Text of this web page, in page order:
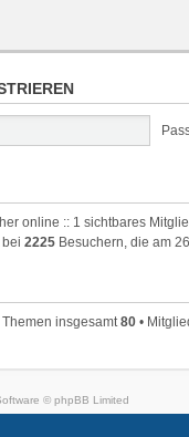
online :: 1 sichtbares
2225Besuchern, die am
insgesamt80•
© phpBB Limited